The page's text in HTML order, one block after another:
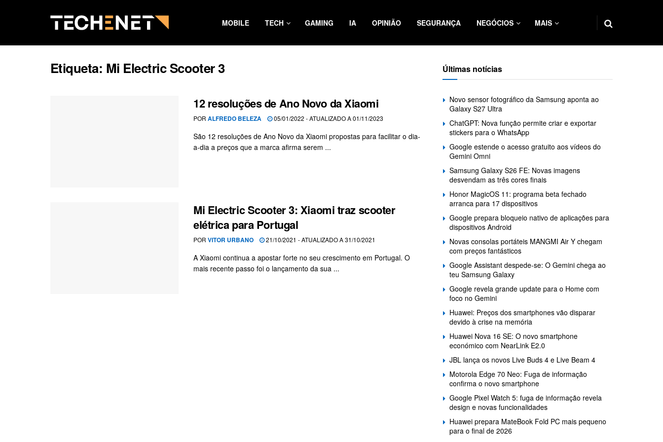
MOBILE TECH GAMING IA OPINIÃO SEGURANÇA NEGÓCIOS MAIS
Etiqueta: Mi Electric Scooter 3
12 resoluções de Ano Novo da Xiaomi
POR ALFREDO BELEZA 05/01/2022 - ATUALIZADO A 01/11/2023
São 12 resoluções de Ano Novo da Xiaomi propostas para facilitar o dia-
a-dia a preços que a marca afirma serem ...
Mi Electric Scooter 3: Xiaomi traz scooter
elétrica para Portugal
POR VITOR URBANO 21/10/2021 - ATUALIZADO A 31/10/2021
A Xiaomi continua a apostar forte no seu crescimento em Portugal. O
mais recente passo foi o lançamento da sua ...
Últimas notícias
Novo sensor fotográfico da Samsung aponta ao
Galaxy S27 Ultra
ChatGPT: Nova função permite criar e exportar
stickers para o WhatsApp
Google estende o acesso gratuito aos vídeos do
Gemini Omni
Samsung Galaxy S26 FE: Novas imagens
desvendam as três cores finais
Honor MagicOS 11: programa beta fechado
arranca para 17 dispositivos
Google prepara bloqueio nativo de aplicações para
dispositivos Android
Novas consolas portáteis MANGMI Air Y chegam
com preços fantásticos
Google Assistant despede-se: O Gemini chega ao
teu Samsung Galaxy
Google revela grande update para o Home com
foco no Gemini
Huawei: Preços dos smartphones vão disparar
devido à crise na memória
Huawei Nova 16 SE: O novo smartphone
económico com NearLink E2.0
JBL lança os novos Live Buds 4 e Live Beam 4
Motorola Edge 70 Neo: Fuga de informação
confirma o novo smartphone
Google Pixel Watch 5: fuga de informação revela
design e novas funcionalidades
Huawei prepara MateBook Fold PC mais pequeno
para o final de 2026